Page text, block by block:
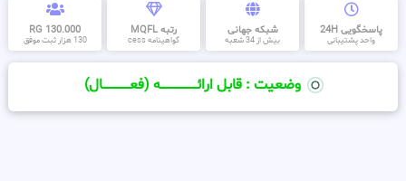
پاسخگویی 24H
واحد پشتیبانی
شبکه جهانی
بیش از 34 شعبه
رتبه MQFL
گواهینامه cess
130.000 RG
130 هزار ثبت موفق
وضعیت : قابل ارائــــــــــــــــــــه (فعـــــــــــــــال)